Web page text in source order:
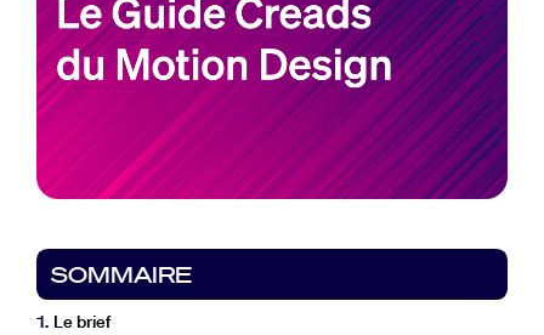
SOMMAIRE
1. Le brief